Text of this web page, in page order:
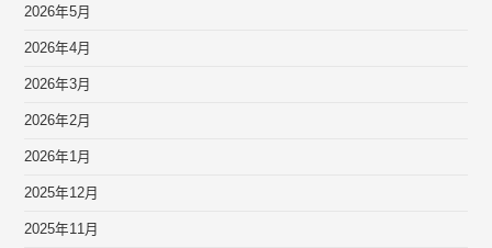
2026年5月
2026年4月
2026年3月
2026年2月
2026年1月
2025年12月
2025年11月